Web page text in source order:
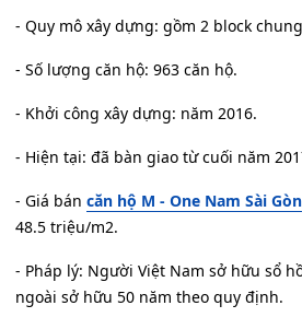
- Quy mô xây dựng: gồm 2 block
- Số lượng căn hộ: 963 căn hộ.
- Khởi công xây dựng: năm 2016.
- Hiện tại: đã bàn giao từ cuối năm
- Giá bán căn hộ M - One Nam Sài Gòn
48.5 triệu/m2.
- Pháp lý: Người Việt Nam sở hữu sổ
ngoài sở hữu 50 năm theo quy định.